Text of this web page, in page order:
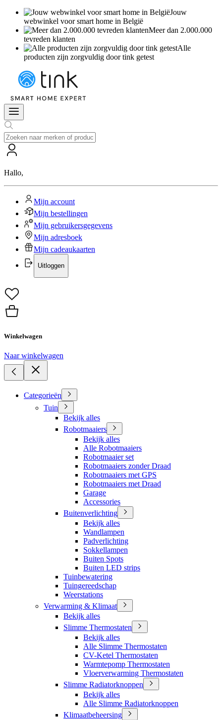
Jouw
webwinkel voor smart home in België
Meer dan 2.000.000
tevreden klanten
Alle
producten zijn zorgvuldig door tink getest
Hallo,
Mijn account
Mijn bestellingen
Mijn gebruikersgegevens
Mijn adresboek
Mijn cadeaukaarten
Uitloggen
Winkelwagen
Naar winkelwagen
Categorieën
Tuin
Bekijk alles
Robotmaaiers
Bekijk alles
Alle Robotmaaiers
Robotmaaier set
Robotmaaiers zonder Draad
Robotmaaiers met GPS
Robotmaaiers met Draad
Garage
Accessories
Buitenverlichting
Bekijk alles
Wandlampen
Padverlichting
Sokkellampen
Buiten Spots
Buiten LED strips
Tuinbewatering
Tuingereedschap
Weerstations
Verwarming & Klimaat
Bekijk alles
Slimme Thermostaten
Bekijk alles
Alle Slimme Thermostaten
CV-Ketel Thermostaten
Warmtepomp Thermostaten
Vloerverwarming Thermostaten
Slimme Radiatorknoppen
Bekijk alles
Alle Slimme Radiatorknoppen
Klimaatbeheersing